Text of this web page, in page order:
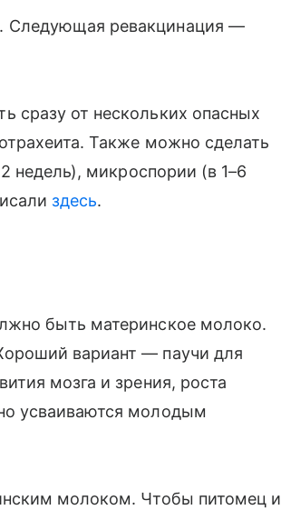
Следующая ревакцинация —
сразу от нескольких опасных
Также можно сделать
недель), микроспории (в 1–6
здесь.
быть материнское молоко.
вариант — паучи для
мозга и зрения, роста
усваиваются молодым
молоком. Чтобы питомец и